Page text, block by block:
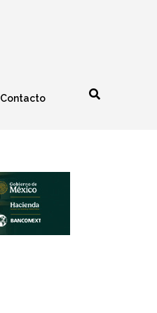
Contacto